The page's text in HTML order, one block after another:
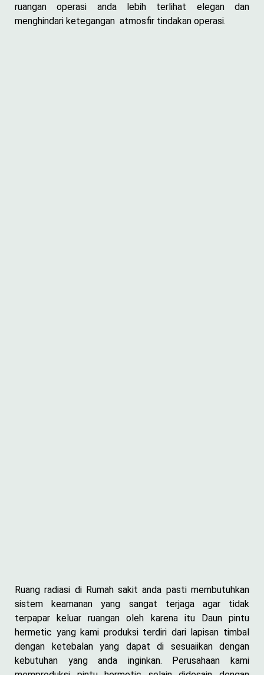
ruangan operasi anda lebih terlihat elegan dan
menghindari ketegangan atmosfir tindakan operasi.
Ruang radiasi di Rumah sakit anda pasti membutuhkan
sistem keamanan yang sangat terjaga agar tidak
terpapar keluar ruangan oleh karena itu Daun pintu
hermetic yang kami produksi terdiri dari lapisan timbal
dengan ketebalan yang dapat di sesuaiikan dengan
kebutuhan yang anda inginkan. Perusahaan kami